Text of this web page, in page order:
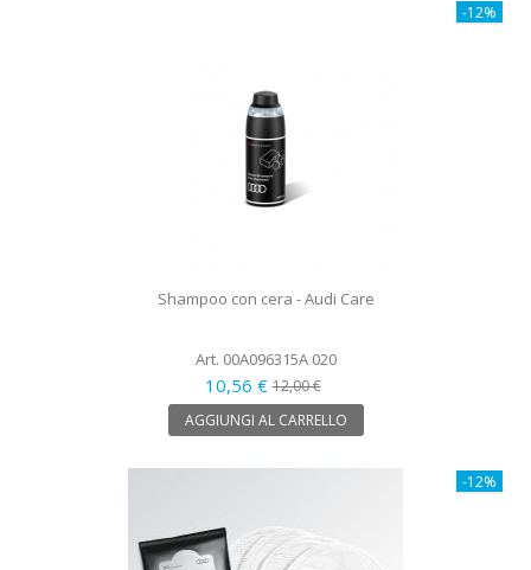
-12%
Shampoo con cera - Audi Care
Art. 00A096315A 020
10,56 €12,00 €
AGGIUNGI AL CARRELLO
-12%